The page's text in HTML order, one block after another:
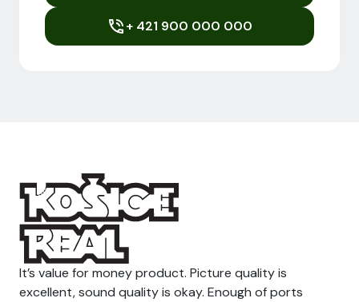
+ 421 900 000 000
It’s value for money product. Picture quality is
excellent, sound quality is okay. Enough of ports